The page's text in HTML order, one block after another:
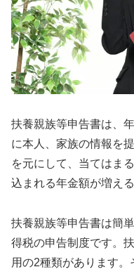
扶養親族等申告書は、
に本人、家族の情報を
を元にして、当てはま
込まれる年金額が増える
扶養親族等申告書は簡
得税の申告制度です。
用の2種類があります。